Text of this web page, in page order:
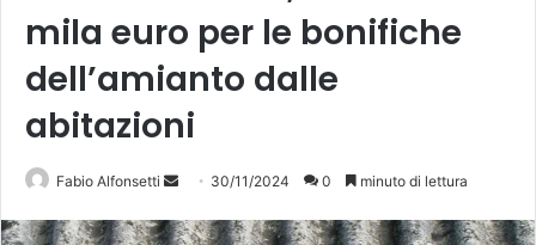
mila euro per le bonifiche
dell’amianto dalle
abitazioni
Fabio Alfonsetti
Invia 30/11/2024 0 minuto di lettura